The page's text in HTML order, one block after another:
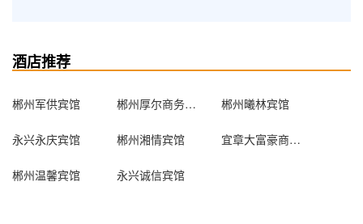
酒店推荐
郴州军供宾馆 郴州厚尔商务酒店 郴州曦林宾馆
永兴永庆宾馆 郴州湘情宾馆 宜章大富豪商务酒店
郴州温馨宾馆 永兴诚信宾馆